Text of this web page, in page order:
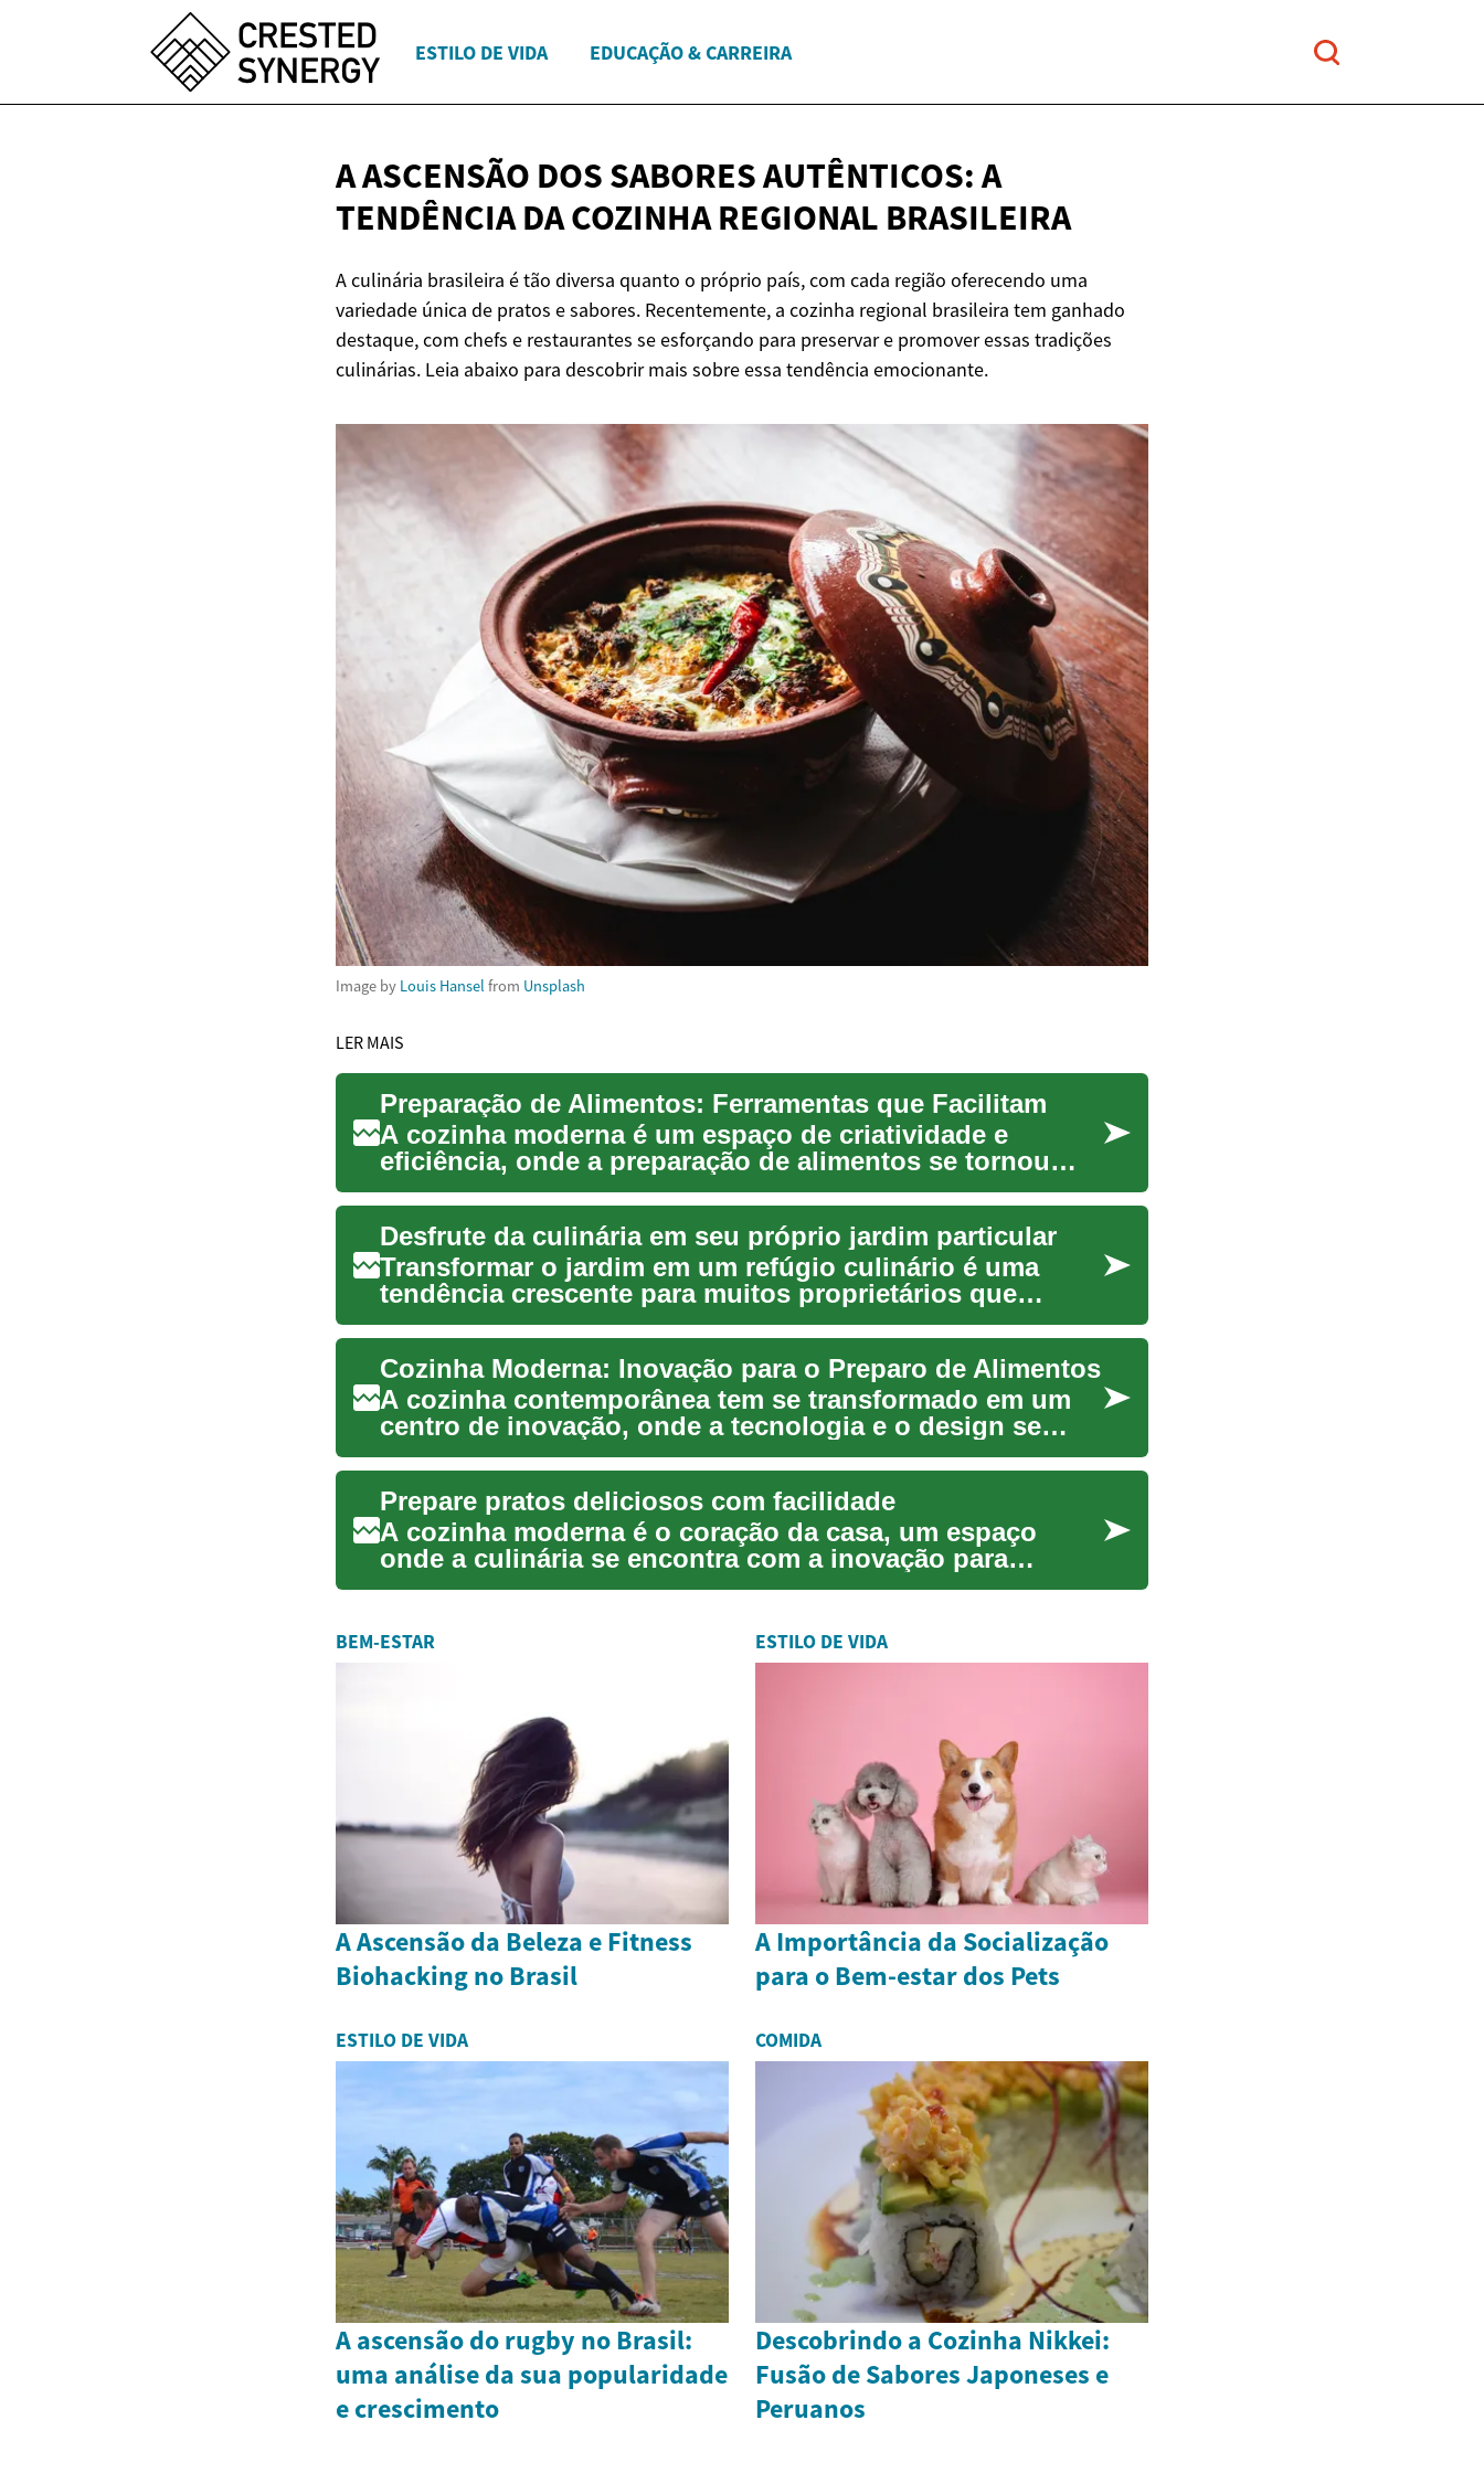
ESTILO DE VIDA EDUCAÇÃO & CARREIRA
A ASCENSÃO DOS SABORES AUTÊNTICOS: A
TENDÊNCIA DA COZINHAREGIONAL BRASILEIRA
A culinária brasileira é tão diversa quanto o próprio país, com cada região oferecendo uma
variedade única de pratos e sabores. Recentemente, a cozinha regional brasileira tem ganhado
destaque, com chefs e restaurantes se esforçando para preservar e promover essas tradições
culinárias. Leia abaixo para descobrir mais sobre essa tendência emocionante.
Image by Louis Hansel from Unsplash
LER MAIS
Preparação de Alimentos: Ferramentas que Facilitam
A cozinha moderna é um espaço de criatividade e
eficiência, onde a preparação de alimentos se tornou
mais acessível e...
Desfrute da culinária em seu próprio jardim particular
Transformar o jardim em um refúgio culinário é uma
tendência crescente para muitos proprietários que
desejam estender...
Cozinha Moderna: Inovação para o Preparo de Alimentos
A cozinha contemporânea tem se transformado em um
centro de inovação, onde a tecnologia e o design se
unem para otimi...
Prepare pratos deliciosos com facilidade
A cozinha moderna é o coração da casa, um espaço
onde a culinária se encontra com a inovação para
transformar o prepa...
BEM-ESTAR
A Ascensão da Beleza e Fitness
Biohacking no Brasil
ESTILO DE VIDA
A Importância da Socialização
para o Bem-estar dos Pets
ESTILO DE VIDA
A ascensão do rugby no Brasil:
uma análise da sua popularidade
e crescimento
COMIDA
Descobrindo a Cozinha Nikkei:
Fusão de Sabores Japoneses e
Peruanos